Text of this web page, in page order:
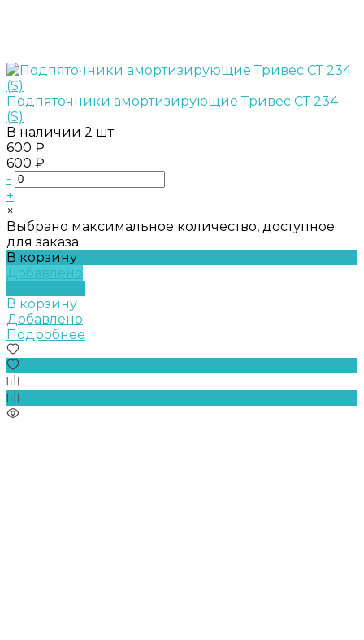
Подпяточники амортизирующие Тривес СТ 234
(S)
В наличии 2 шт
600 ₽
600 ₽
-
+
×
Выбрано максимальное количество, доступное
для заказа
В корзину
Добавлено
В корзину
Добавлено
Подробнее